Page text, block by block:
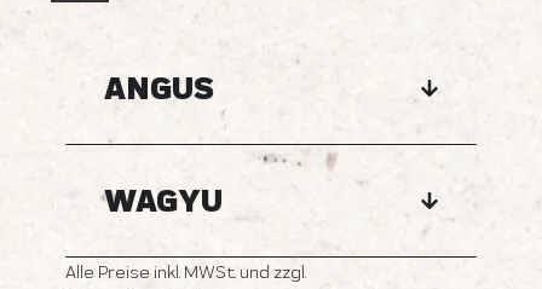
ANGUS
WAGYU
Alle Preise inkl. MWSt. und zzgl.